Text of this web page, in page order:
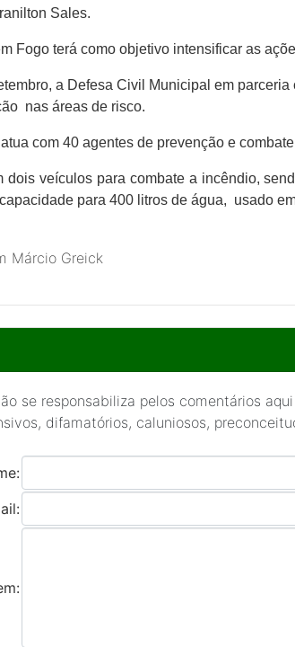
Sales.
Fogo terá como objetivo intensificar as
a Defesa Civil Municipal em
nas áreas de risco.
com 40 agentes de prevenção e
dois veículos para combate a incêndio,
para 400 litros de água, usado
Márcio Greick
se responsabiliza pelos comentários
difamatórios, caluniosos,